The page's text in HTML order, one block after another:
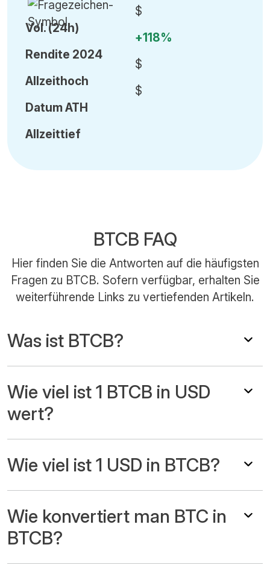
Vol.(24h)
Rendite 2024
Allzeithoch
DatumATH
Allzeittief
$
+118%
$
$
BTCB FAQ
Hier finden Sie die Antworten auf die häufigsten
Fragen zu BTCB. Sofern verfügbar, erhalten Sie
weiterführende Links zu vertiefenden Artikeln.
Was ist BTCB?
Wie viel ist 1 BTCB in USD
wert?
Wie viel ist 1 USD in BTCB?
Wie konvertiert man BTC in
BTCB?